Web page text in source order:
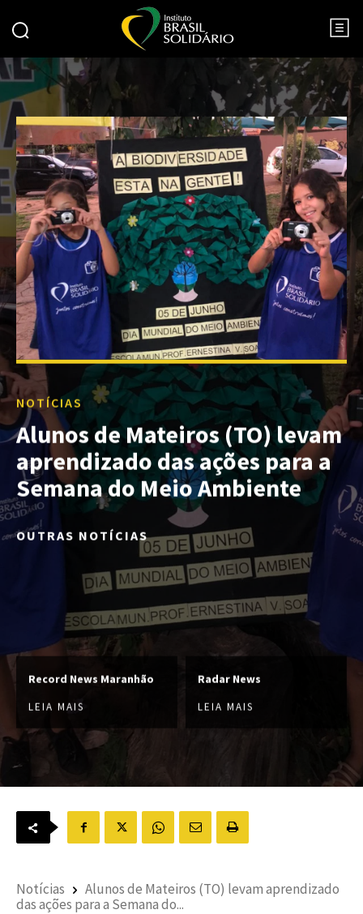
NOTÍCIAS
Alunos de Mateiros (TO) levam
aprendizado das ações para a
Semana do Meio Ambiente
OUTRAS NOTÍCIAS
Record News Maranhão
LEIA MAIS
Radar News
LEIA MAIS
Notícias
Alunos de Mateiros (TO) levam aprendizado
das ações para a Semana do...